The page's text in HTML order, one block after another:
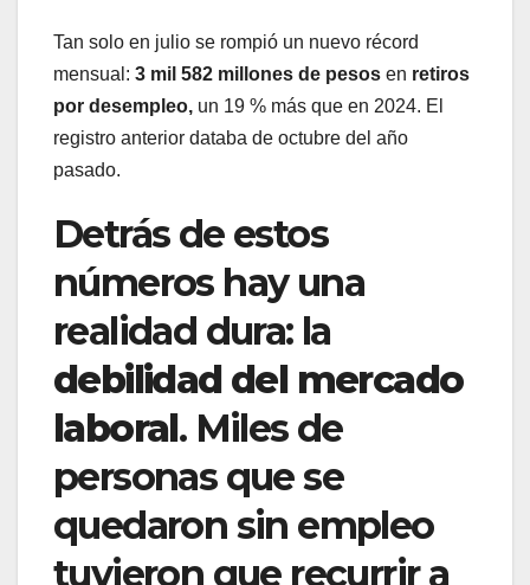
Tan solo en julio se rompió un nuevo récord
mensual: 3 mil 582 millones de pesos en retiros
por desempleo, un 19 % más que en 2024. El
registro anterior databa de octubre del año
pasado.
Detrás de estos
números hay una
realidad dura: la
debilidad del mercado
laboral. Miles de
personas que se
quedaron sin empleo
tuvieron que recurrir a